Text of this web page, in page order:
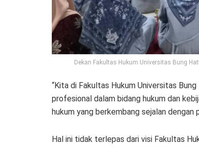
Dekan Fakultas Hukum Universitas Bung
“Kita di Fakultas Hukum Universitas
profesional dalam bidang hukum dan
hukum yang berkembang sejalan dengan
Hal ini tidak terlepas dari visi Fakultas